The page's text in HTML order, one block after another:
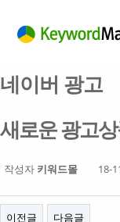
네이버 광고
새로운 광고
작성자 키워드몰 18-
이전글 다음글